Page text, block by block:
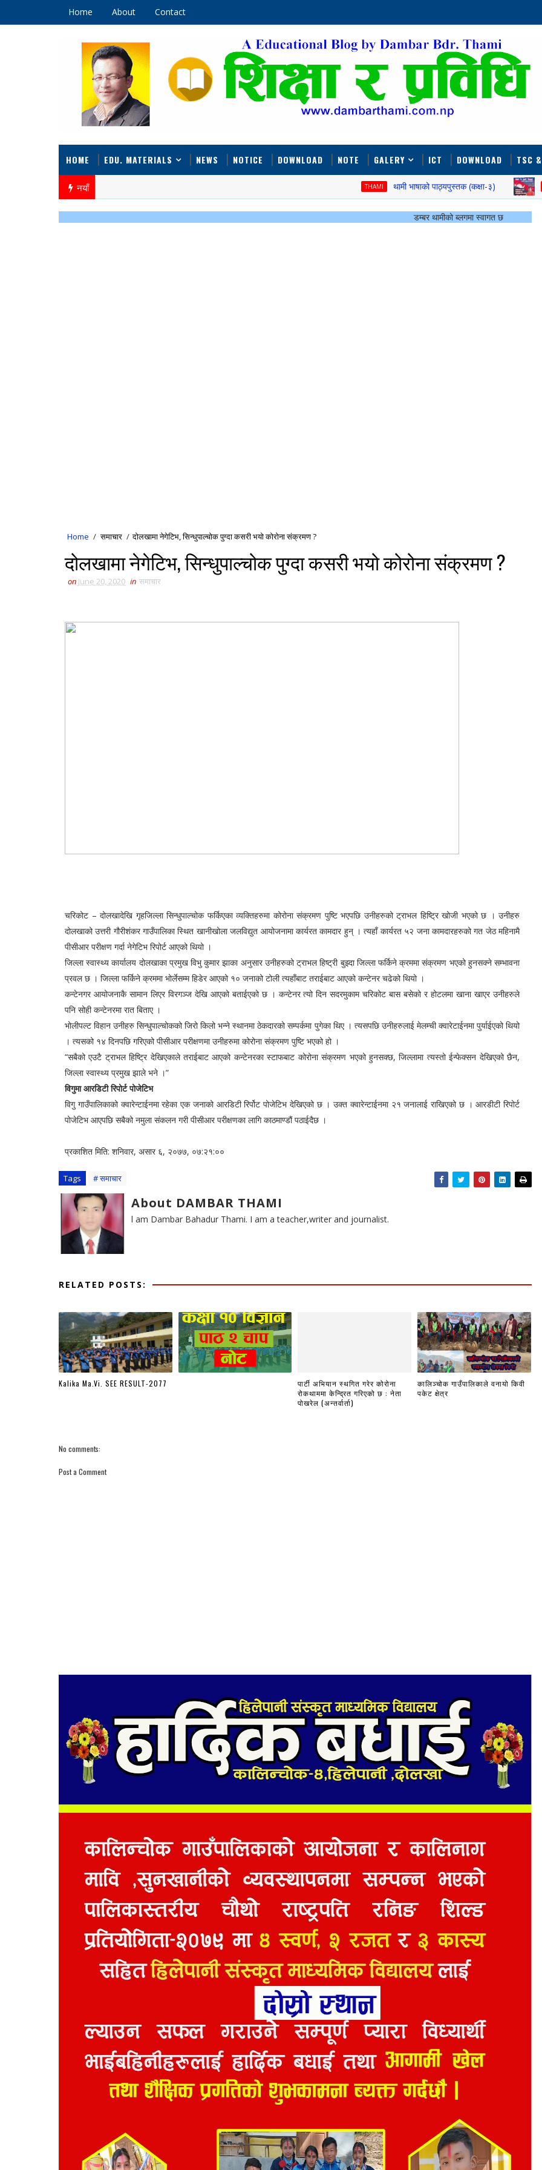
Home About Contact
HOME EDU. MATERIALS NEWS NOTICE DOWNLOAD NOTE GALERY ICT DOWNLOAD TSC
नयाँ थामी भाषाको पाठ्यपुस्तक (कक्षा-३) DAMBAR
डम्बर थामीको ब्लगमा स्वागत छ
Home / समाचार / दोलखामा नेगेटिभ, सिन्धुपाल्चोक पुग्दा कसरी भयो कोरोना संक्रमण ?
दोलखामा नेगेटिभ, सिन्धुपाल्चोक पुग्दा कसरी भयो कोरोना संक्रमण ?
on June 20, 2020 in समाचार
चरिकोट – दोलखादेखि गृहजिल्ला सिन्धुपाल्चोक फर्किएका व्यक्तिहरुमा कोरोना संक्रमण पुष्टि भएपछि उनीहरुको ट्राभल हिष्ट्रि खोजी भएको छ । उनीहरु
दोलखाको उत्तरी गौरीशंकर गाउँपालिका स्थित खानीखोला जलविद्युत आयोजनामा कार्यरत कामदार हुन् । त्यहाँ कार्यरत ५२ जना कामदारहरुको गत जेठ महिनामै
पीसीआर परीक्षण गर्दा नेगेटिभ रिपोर्ट आएको थियो ।
जिल्ला स्वास्थ्य कार्यालय दोलखाका प्रमुख विभु कुमार झाका अनुसार उनीहरुको ट्राभल हिष्ट्री बुझ्दा जिल्ला फर्किने क्रममा संक्रमण भएको हुनसक्ने सम्भावना
प्रवल छ । जिल्ला फर्किने क्रममा भोर्लेसम्म हिडेर आएको १० जनाको टोली त्यहाँबाट तराईबाट आएको कन्टेनर चढेको थियो ।
कन्टेनगर आयोजनाकै सामान लिएर विरगञ्ज देखि आएको बताईएको छ । कन्टेनर त्यो दिन सदरमुकाम चरिकोट बास बसेको र होटलमा खाना खाएर उनीहरुले
पनि सोही कन्टेनरमा रात बिताए ।
भोलीपल्ट विहान उनीहरु सिन्धुपाल्चोकको जिरो किलो भन्ने स्थानमा ठेकदारको सम्पर्कमा पुगेका थिए । त्यसपछि उनीहरुलाई मेलम्ची क्वारेटाईनमा पुर्याईएको थियो
। त्यसको १४ दिनपछि गरिएको पीसीआर परीक्षणमा उनीहरुमा कोरोना संक्रमण पुष्टि भएको हो ।
“सबैको एउटै ट्राभल हिष्ट्रि देखिएकाले तराईबाट आएको कन्टेनरका स्टाफबाट कोरोना संक्रमण भएको हुनसक्छ, जिल्लामा त्यस्तो ईन्फेक्सन देखिएको छैन,
जिल्ला स्वास्थ्य प्रमुख झाले भने ।”
विगुमा आरडिटी रिपोर्ट पोजेटिभ
विगु गाउँपालिकाको क्वारेन्टाईनमा रहेका एक जनाको आरडिटी रिर्पोट पोजेटिभ देखिएको छ । उक्त क्वारेन्टाईनमा २१ जनालाई राखिएको छ । आरडीटी रिपोर्ट
पोजेटिभ आएपछि सबैको नमुला संकलन गरी पीसीआर परीक्षणका लागि काठमाण्डौं पठाईदैछ ।
प्रकाशित मिति: शनिवार, असार ६, २०७७, ०७:२१:००
Tags # समाचार
About DAMBAR THAMI
l am Dambar Bahadur Thami. I am a teacher,writer and journalist.
RELATED POSTS:
Kalika Ma.Vi. SEE RESULT-2077
पार्टी अभियान स्थगित गरेर कोरोना
रोकथाममा केन्द्रित गरिएको छ : नेता
पोखरेल (अन्तर्वार्ता)
कालिञ्चोक गाउँपालिकाले वनायो किवी
पकेट क्षेत्र
No comments:
Post a Comment